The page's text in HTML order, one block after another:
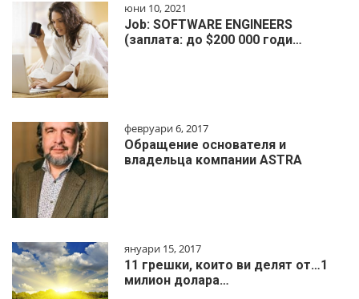
юни 10, 2021
Job: SOFTWARE ENGINEERS
(заплата: до $200 000 годи…
февруари 6, 2017
Обращение основателя и
владельца компании ASTRA
януари 15, 2017
11 грешки, които ви делят от…1
милиoн дoлapa…